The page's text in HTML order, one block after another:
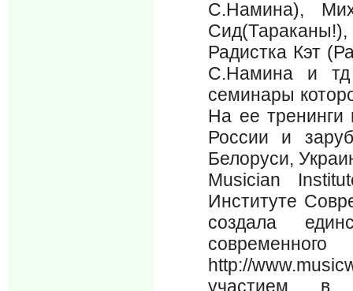
С.Намина),
Радистка Кэт
С.Намина и тд
семинары
На ее тренинги
России и
Белоруси,
Musician
Институте
создала
http://
участием в